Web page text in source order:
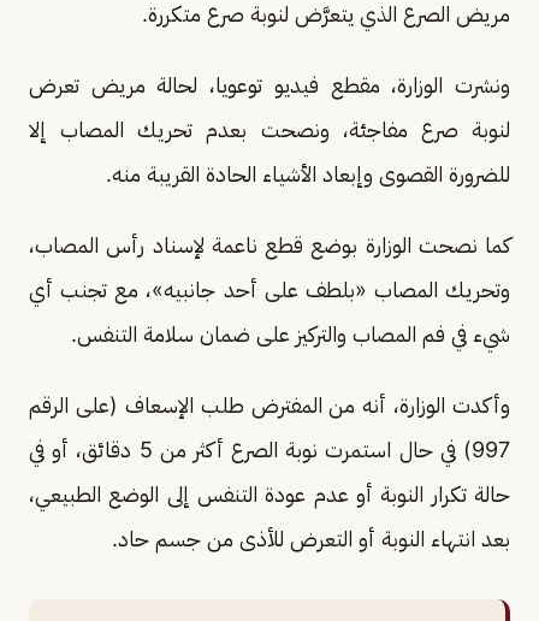
مريض الصرع الذي يتعرَّض لنوبة صرع متكررة.
ونشرت الوزارة، مقطع فيديو توعويا، لحالة مريض تعرض
لنوبة صرع مفاجئة، ونصحت بعدم تحريك المصاب إلا
للضرورة القصوى وإبعاد الأشياء الحادة القريبة منه.
كما نصحت الوزارة بوضع قطع ناعمة لإسناد رأس المصاب،
وتحريك المصاب «بلطف على أحد جانبيه»، مع تجنب أي
شيء في فم المصاب والتركيز على ضمان سلامة التنفس.
وأكدت الوزارة، أنه من المفترض طلب الإسعاف (على الرقم
997) في حال استمرت نوبة الصرع أكثر من 5 دقائق، أو في
حالة تكرار النوبة أو عدم عودة التنفس إلى الوضع الطبيعي،
بعد انتهاء النوبة أو التعرض للأذى من جسم حاد.